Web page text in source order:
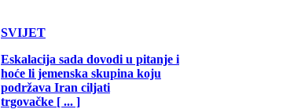
SVIJET
Eskalacija sada dovodi u pitanje i
hoće li jemenska skupina koju
podržava Iran ciljati
trgovačke [ ... ]